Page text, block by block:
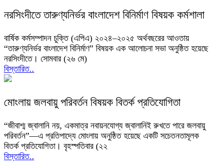
নরসিংদীতে তারুণ্যনির্ভর বাংলাদেশ বিনির্মাণ বিষয়ক কর্মশালা
বার্ষিক কর্মসম্পাদন চুক্তি (এপিএ) ২০২৪–২০২৫ অর্থবছরের আওতায়
“তারুণ্যনির্ভর বাংলাদেশ বিনির্মাণ” বিষয়ক এক আলোচনা সভা অনুষ্ঠিত হয়েছে
নরসিংদীতে। সোমবার (২৬ মে)
বিস্তারিত..
মোংলায় জলবায়ু পরিবর্তন বিষয়ক বিতর্ক প্রতিযোগিতা
“জীবাশ্ম জ্বালানি নয়, একমাত্র নবায়নযোগ্য জ্বালানিই রুখতে পারে জলবায়ু
পরিবর্তন”—এ প্রতিপাদ্যে মোংলায় অনুষ্ঠিত হয়েছে একটি সচেতনতামূলক
বিতর্ক প্রতিযোগিতা। বৃহস্পতিবার (২২
বিস্তারিত..